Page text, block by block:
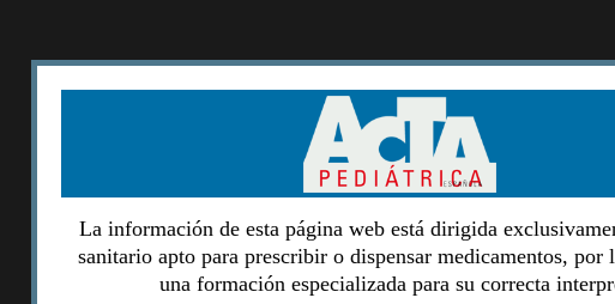
La información de esta página web está dirigida
sanitario apto para prescribir o dispensar medicamentos, por
una formación especializada para su correcta